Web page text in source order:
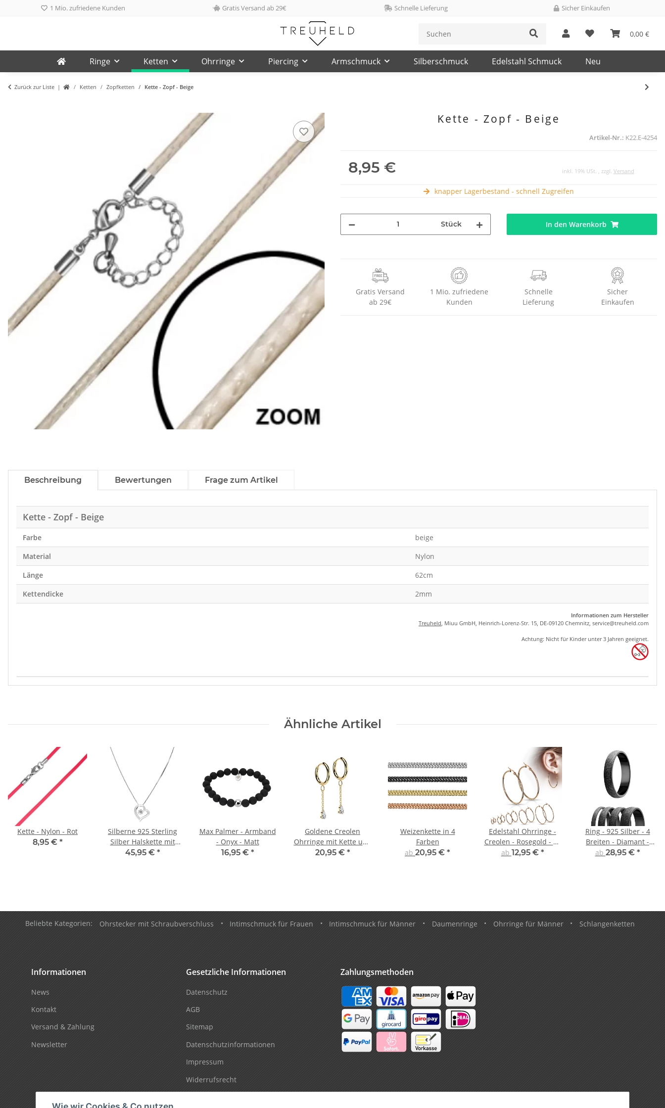
1 Mio. zufriedene Kunden Gratis Versand ab 29€ Schnelle Lieferung Sicher Einkaufen
0,00 €
Ringe Ketten Ohrringe Piercing Armschmuck Silberschmuck Edelstahl Schmuck Neu
Zurück zur Liste Ketten Zopfketten Kette - Zopf - Beige
Kette - Zopf - Beige
Artikel-Nr.: K22.E-4254
8,95 € inkl. 19% USt. , zzgl. Versand
knapper Lagerbestand - schnell Zugreifen
Stück In den Warenkorb
Gratis Versand
ab 29€
1 Mio. zufriedene
Kunden
Schnelle
Lieferung
Sicher
Einkaufen
Beschreibung Bewertungen Frage zum Artikel
Kette - Zopf - Beige
Farbe
beige
Material
Nylon
Länge
62cm
Kettendicke
2mm
Informationen zum Hersteller
Treuheld, Miuu GmbH, Heinrich-Lorenz-Str. 15, DE-09120 Chemnitz, service@treuheld.com
Achtung: Nicht für Kinder unter 3 Jahren geeignet.
Produkteigenschaft
Wert
Ähnliche Artikel
Kette - Nylon - Rot
8,95 € *
Silberne 925 Sterling
Silber Halskette mit
Herz und Kristall
45,95 € *
Max Palmer - Armband
- Onyx - Matt
16,95 € *
Goldene Creolen
Ohrringe mit Kette und
Kristall
20,95 € *
Weizenkette in 4
Farben
ab 20,95 € *
Edelstahl Ohrringe -
Creolen - Rosegold - 14
Größen
ab 12,95 € *
Ring - 925 Silber - 4
Breiten - Diamant -
Schwarz
ab 28,95 € *
Beliebte Kategorien: Ohrstecker mit Schraubverschluss • Intimschmuck für Frauen • Intimschmuck für Männer • Daumenringe • Ohrringe für Männer • Schlangenketten
Informationen
News
Kontakt
Versand & Zahlung
Newsletter
Gesetzliche Informationen
Datenschutz
AGB
Sitemap
Datenschutzinformationen
Impressum
Widerrufsrecht
Zahlungsmethoden